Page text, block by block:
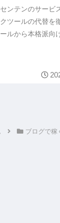
ンテンのサービ
ツールの代替を
ルから本格派向
ブログで稼